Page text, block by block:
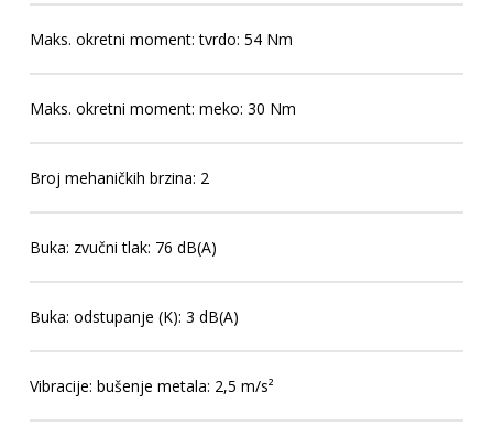
Maks. okretni moment: tvrdo: 54 Nm
Maks. okretni moment: meko: 30 Nm
Broj mehaničkih brzina: 2
Buka: zvučni tlak: 76 dB(A)
Buka: odstupanje (K): 3 dB(A)
Vibracije: bušenje metala: 2,5 m/s²